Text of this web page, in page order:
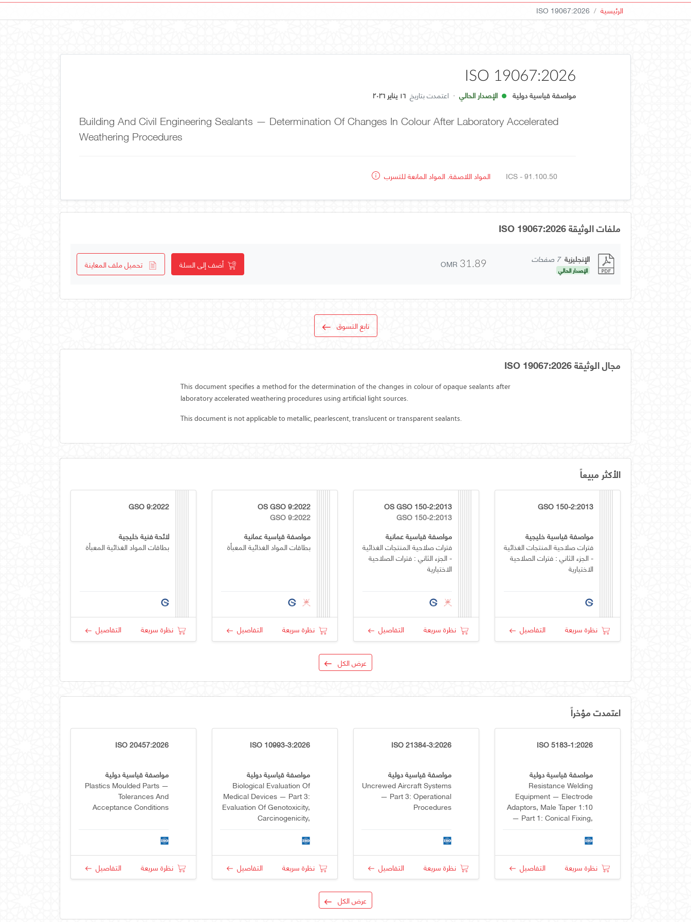
الرئيسية ISO 19067:2026
ISO 19067:2026
مواصفة قياسية دولية الإصدار الحالي · اعتمدت بتاريخ ١٦ يناير ٢٠٢٦
Building And Civil Engineering Sealants — Determination Of Changes In Colour After Laboratory Accelerated
Weathering Procedures
ICS - 91.100.50 المواد اللاصقة. المواد المانعة للتسرب
ملفات الوثيقة ISO 19067:2026
الإنجليزية 7 صفحات
الإصدار الحالي OMR 31.89 أضف إلى السلة تحميل ملف المعاينة
تابع التسوق
مجال الوثيقة ISO 19067:2026
This document specifies a method for the determination of the changes in colour of opaque sealants after
laboratory accelerated weathering procedures using artificial light sources.
This document is not applicable to metallic, pearlescent, translucent or transparent sealants.
الأكثر مبيعاً
GSO 150-2:2013
مواصفة قياسية خليجية
فترات صلاحية المنتجات الغذائية
- الجزء الثاني : فترات الصلاحية
الاختيارية
نظرة سريعة التفاصيل
OS GSO 150-2:2013
GSO 150-2:2013
مواصفة قياسية عمانية
فترات صلاحية المنتجات الغذائية
- الجزء الثاني : فترات الصلاحية
الاختيارية
نظرة سريعة التفاصيل
OS GSO 9:2022
GSO 9:2022
مواصفة قياسية عمانية
بطاقات المواد الغذائية المعبأة
نظرة سريعة التفاصيل
GSO 9:2022
لائحة فنية خليجية
بطاقات المواد الغذائية المعبأة
نظرة سريعة التفاصيل
عرض الكل
اعتمدت مؤخراً
ISO 5183-1:2026
مواصفة قياسية دولية
Resistance Welding
Equipment — Electrode
Adaptors, Male Taper 1:10
— Part 1: Conical Fixing,
نظرة سريعة التفاصيل
ISO 21384-3:2026
مواصفة قياسية دولية
Uncrewed Aircraft Systems
— Part 3: Operational
Procedures
نظرة سريعة التفاصيل
ISO 10993-3:2026
مواصفة قياسية دولية
Biological Evaluation Of
Medical Devices — Part 3:
Evaluation Of Genotoxicity,
Carcinogenicity,
Developmental Toxicity
نظرة سريعة التفاصيل
ISO 20457:2026
مواصفة قياسية دولية
Plastics Moulded Parts —
Tolerances And
Acceptance Conditions
نظرة سريعة التفاصيل
عرض الكل